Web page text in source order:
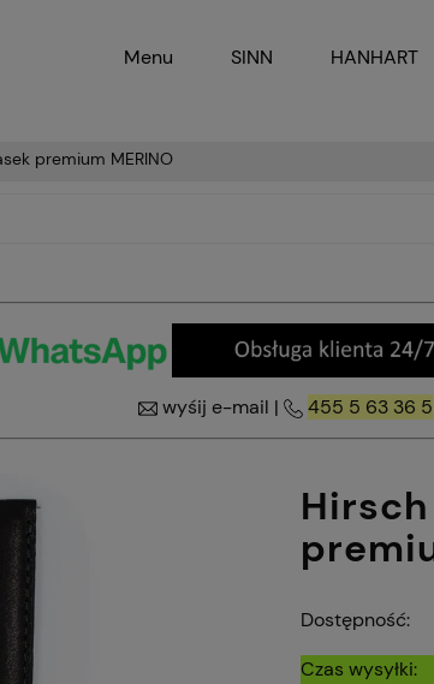
Menu SINN HANHART
premium MERINO
wyśij e-mail | 455 5 63 36 5
Dostępność:
Czas wysyłki: